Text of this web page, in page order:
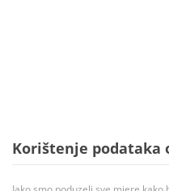
Korištenje podataka